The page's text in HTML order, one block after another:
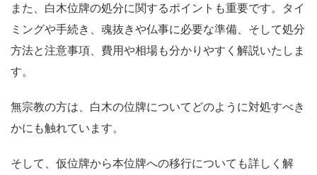
また、白木位牌の処分に関するポイントも重要です。タイ
ミングや手続き、魂抜きや仏事に必要な準備、そして処分
方法と注意事項、費用や相場も分かりやすく解説いたしま
す。
無宗教の方は、白木の位牌についてどのように対処すべき
かにも触れています。
そして、仮位牌から本位牌への移行についても詳しく解